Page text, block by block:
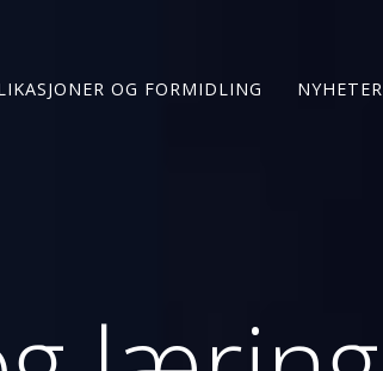
OG FORMIDLING NYHETER